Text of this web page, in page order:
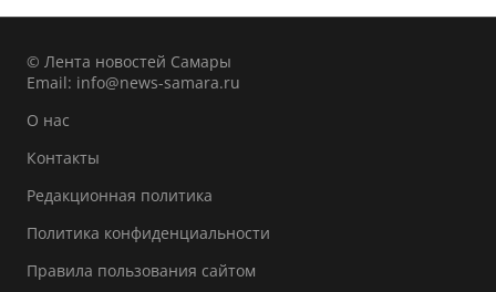
© Лента новостей Самары
Email: info@news-samara.ru
О нас
Контакты
Редакционная политика
Политика конфиденциальности
Правила пользования сайтом